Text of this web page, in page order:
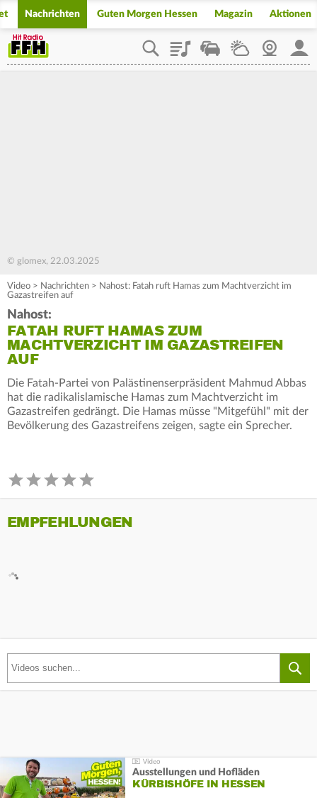
Nachrichten Guten Morgen Hessen Magazin Aktionen
PlaylistStaupilotWetterWebcam
© glomex, 22.03.2025
Video > Nachrichten > Nahost: Fatah ruft Hamas zum Machtverzicht im
Gazastreifen auf
Nahost:
FATAH RUFT HAMAS ZUM
MACHTVERZICHT IM GAZASTREIFEN
AUF
Die Fatah-Partei von Palästinenserpräsident Mahmud Abbas
hat die radikalislamische Hamas zum Machtverzicht im
Gazastreifen gedrängt. Die Hamas müsse "Mitgefühl" mit der
Bevölkerung des Gazastreifens zeigen, sagte ein Sprecher.
EMPFEHLUNGEN
Ausstellungen und Hofläden
KÜRBISHÖFE IN HESSEN